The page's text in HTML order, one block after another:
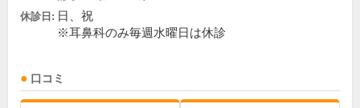
休診日: 日、祝
※耳鼻科のみ毎週水曜日は休診
口コミ